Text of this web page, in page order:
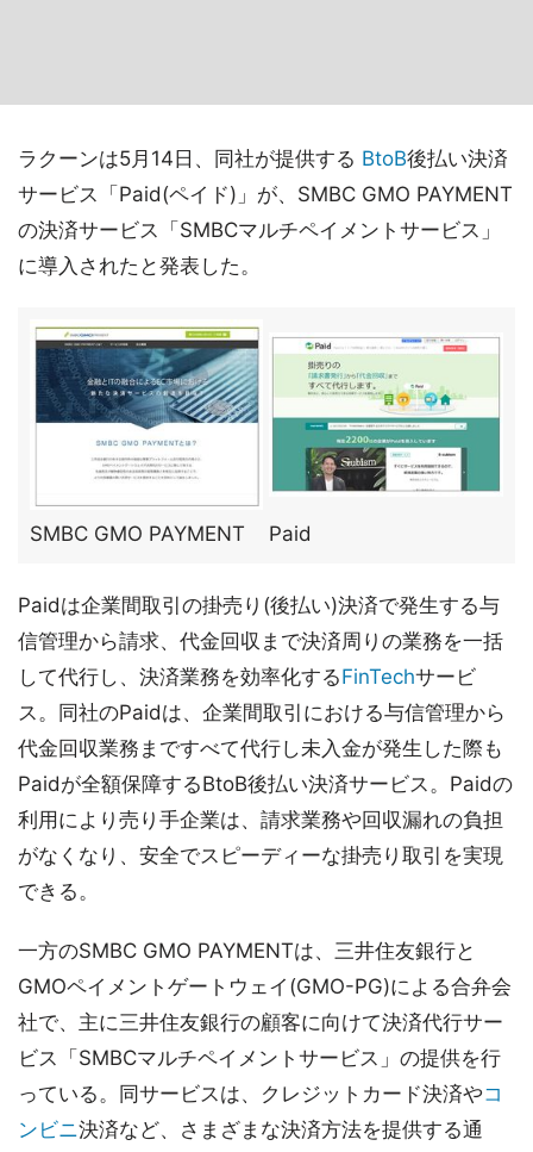
ラクーンは5月14日、同社が提供する BtoB後払い決済
サービス「Paid(ペイド)」が、SMBC GMO PAYMENT
の決済サービス「SMBCマルチペイメントサービス」
に導入されたと発表した。
SMBC GMO PAYMENT Paid
Paidは企業間取引の掛売り(後払い)決済で発生する与
信管理から請求、代金回収まで決済周りの業務を一括
して代行し、決済業務を効率化するFinTechサービ
ス。同社のPaidは、企業間取引における与信管理から
代金回収業務まですべて代行し未入金が発生した際も
Paidが全額保障するBtoB後払い決済サービス。Paidの
利用により売り手企業は、請求業務や回収漏れの負担
がなくなり、安全でスピーディーな掛売り取引を実現
できる。
一方のSMBC GMO PAYMENTは、三井住友銀行と
GMOペイメントゲートウェイ(GMO-PG)による合弁会
社で、主に三井住友銀行の顧客に向けて決済代行サー
ビス「SMBCマルチペイメントサービス」の提供を行
っている。同サービスは、クレジットカード決済やコ
ンビニ決済など、さまざまな決済方法を提供する通